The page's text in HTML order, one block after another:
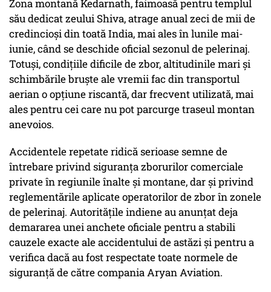
Zona montană Kedarnath, faimoasă pentru templul
său dedicat zeului Shiva, atrage anual zeci de mii de
credincioși din toată India, mai ales în lunile mai-
iunie, când se deschide oficial sezonul de pelerinaj.
Totuși, condițiile dificile de zbor, altitudinile mari și
schimbările bruște ale vremii fac din transportul
aerian o opțiune riscantă, dar frecvent utilizată, mai
ales pentru cei care nu pot parcurge traseul montan
anevoios.
Accidentele repetate ridică serioase semne de
întrebare privind siguranța zborurilor comerciale
private în regiunile înalte și montane, dar și privind
reglementările aplicate operatorilor de zbor în zonele
de pelerinaj. Autoritățile indiene au anunțat deja
demararea unei anchete oficiale pentru a stabili
cauzele exacte ale accidentului de astăzi și pentru a
verifica dacă au fost respectate toate normele de
siguranță de către compania Aryan Aviation.